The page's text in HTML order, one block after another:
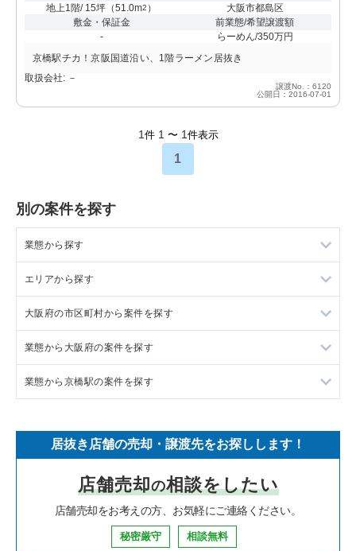
地上1階/ 15坪 （51.0m2 ）
大阪市都島区
敷金・保証金
-
前業態/希望譲渡額
らーめん/350万円
京橋駅チカ！京阪国道沿い、1階ラーメン居抜き
取扱会社: －
譲渡No.：6120
公開日：2016-07-01
1 件 1 〜 1 件表示
1
別の案件を探す
業態から探す
ラーメンの居抜き売却物件の案件一覧
フランス料理の居抜き売却物件の案件一覧
イタリア料理の居抜き売却物件の案件一覧
中華の居抜き売却物件の案件一覧
寿司の居抜き売却物件の案件一覧
焼肉の居抜き売却物件の案件一覧
鉄板焼き・お好み焼の居抜き売却物件の案件一覧
エリアから探す
東京23区の飲食店の居抜き売却物件の案件一覧
東京都下の飲食店の居抜き売却物件の案件一覧
千葉県の飲食店の居抜き売却物件の案件一覧
神奈川県の飲食店の居抜き売却物件の案件一覧
大阪府の飲食店の居抜き売却物件の案件一覧
兵庫県の飲食店の居抜き売却物件の案件一覧
大阪府の市区町村から案件を探す
大阪市北区の飲食店の居抜き売却物件の案件一覧
大阪市中央区の飲食店の居抜き売却物件の案件一覧
堺市北区の飲食店の居抜き売却物件の案件一覧
堺市中区の飲食店の居抜き売却物件の案件一覧
大阪市西区の飲食店の居抜き売却物件の案件一覧
業態から大阪府の案件を探す
大阪府のラーメンの居抜き売却物件の案件一覧
大阪府のイタリア料理の居抜き売却物件の案件一覧
大阪府の中華の居抜き売却物件の案件一覧
大阪府のそば・うどんの居抜き売却物件の案件一覧
業態から京橋駅の案件を探す
京橋駅のイタリア料理の居抜き売却物件の案件一覧
京橋駅のアジア料理の居抜き売却物件の案件一覧
京橋駅のバーの居抜き売却物件の案件一覧
居抜き店舗の売却・譲渡先をお探しします！
店舗売却の相談をしたい
店舗売却をお考えの方、お気軽にご連絡ください。
秘密厳守 相談無料